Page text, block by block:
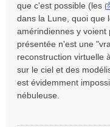
que c'est possible (les
dans la Lune, quoi que
amérindiennes y voient
présentée n'est une
reconstruction virtuelle
sur le ciel et des
est évidemment
nébuleuse.